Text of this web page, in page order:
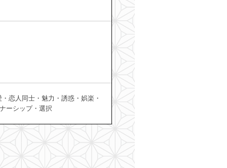
恋人同士・魅力・誘惑・娯楽・
ーシップ・選択